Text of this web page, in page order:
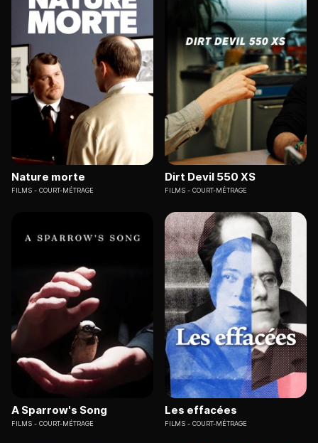
Nature morte
FILMS COURT-MÉTRAGE
Dirt Devil 550 XS
FILMS COURT-MÉTRAGE
A Sparrow's Song
FILMS COURT-MÉTRAGE
Les effacées
FILMS COURT-MÉTRAGE